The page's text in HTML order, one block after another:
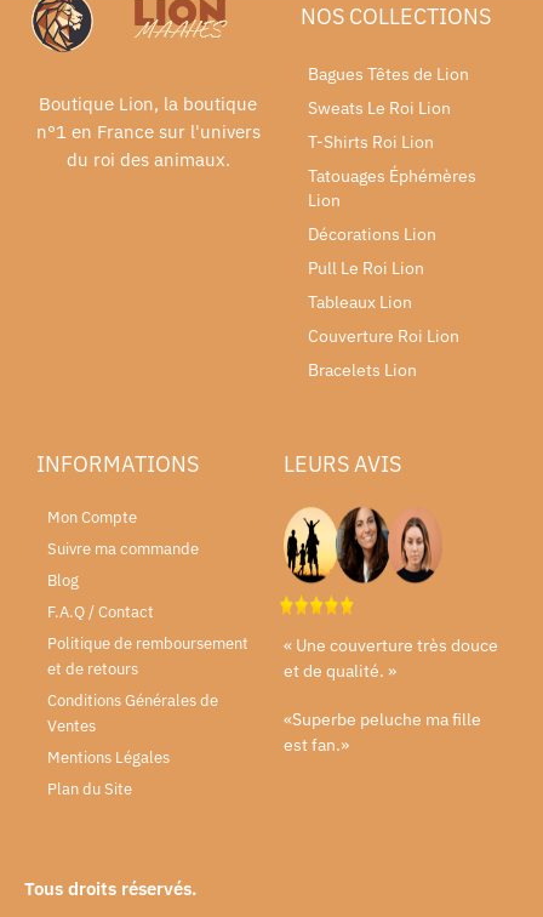
Boutique Lion, la boutique
n°1 en France sur l'univers
du roi des animaux.
NOS COLLECTIONS
Bagues Têtes de Lion
Sweats Le Roi Lion
T-Shirts Roi Lion
Tatouages Éphémères
Lion
Décorations Lion
Pull Le Roi Lion
Tableaux Lion
Couverture Roi Lion
Bracelets Lion
INFORMATIONS
Mon Compte
Suivre ma commande
Blog
F.A.Q / Contact
Politique de remboursement
et de retours
Conditions Générales de
Ventes
Mentions Légales
Plan du Site
LEURS AVIS
« Une couverture très douce
et de qualité. »
«Superbe peluche ma fille
est fan.»
Tous droits réservés.